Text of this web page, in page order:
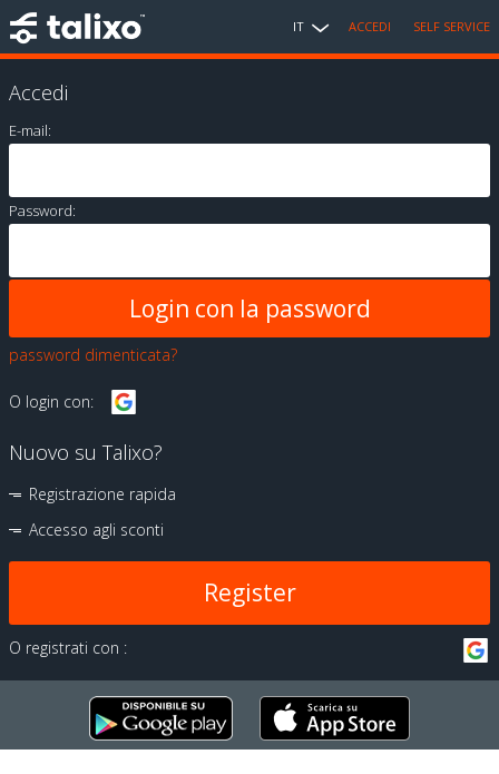
IT ACCEDI SELF SERVICE
Accedi
E-mail:
Password:
password dimenticata?
O login con:
Nuovo su Talixo?
Registrazione rapida
Accesso agli sconti
Register
O registrati con :